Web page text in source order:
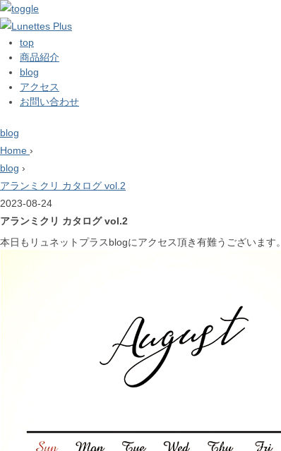
top
商品紹介
blog
アクセス
お問い合わせ
blog
Home ›
blog ›
アランミクリ カタログ vol.2
2023-08-24
アランミクリ カタログ vol.2
本日もリュネットプラスblogにアクセス頂き有難うございます。